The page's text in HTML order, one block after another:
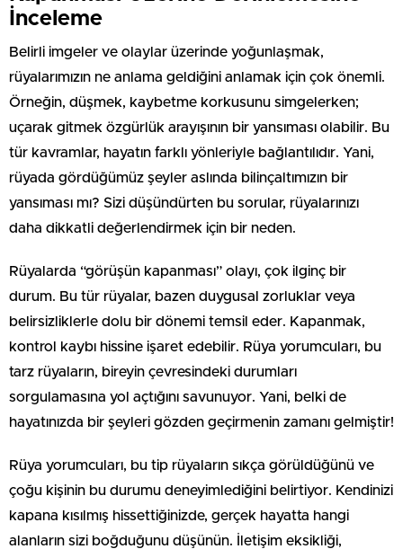
İnceleme
Belirli imgeler ve olaylar üzerinde yoğunlaşmak,
rüyalarımızın ne anlama geldiğini anlamak için çok önemli.
Örneğin, düşmek, kaybetme korkusunu simgelerken;
uçarak gitmek özgürlük arayışının bir yansıması olabilir. Bu
tür kavramlar, hayatın farklı yönleriyle bağlantılıdır. Yani,
rüyada gördüğümüz şeyler aslında bilinçaltımızın bir
yansıması mı? Sizi düşündürten bu sorular, rüyalarınızı
daha dikkatli değerlendirmek için bir neden.
Rüyalarda “görüşün kapanması” olayı, çok ilginç bir
durum. Bu tür rüyalar, bazen duygusal zorluklar veya
belirsizliklerle dolu bir dönemi temsil eder. Kapanmak,
kontrol kaybı hissine işaret edebilir. Rüya yorumcuları, bu
tarz rüyaların, bireyin çevresindeki durumları
sorgulamasına yol açtığını savunuyor. Yani, belki de
hayatınızda bir şeyleri gözden geçirmenin zamanı gelmiştir!
Rüya yorumcuları, bu tip rüyaların sıkça görüldüğünü ve
çoğu kişinin bu durumu deneyimlediğini belirtiyor. Kendinizi
kapana kısılmış hissettiğinizde, gerçek hayatta hangi
alanların sizi boğduğunu düşünün. İletişim eksikliği,